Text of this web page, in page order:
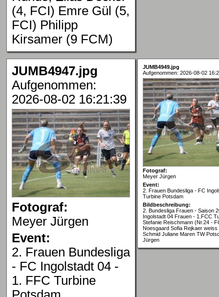
(4, FCI) Emre Gül (5,
FCI) Philipp
Kirsamer (9 FCM)
JUMB4947.jpg
Aufgenommen:
2026-08-02 16:21:39
Fotograf:
Meyer Jürgen
Event:
2. Frauen Bundesliga
- FC Ingolstadt 04 -
1. FFC Turbine
JUMB4949.jpg
Aufgenommen: 2026-08-02
Fotograf:
Meyer Jürgen
Event:
2. Frauen Bundesliga - FC
Turbine Potsdam
Bildbeschreibung:
2. Bundesliga Frauen - Saison
Ingolstadt 04 Frauen - 1.FCC
Stefanie Reischmann (Nr.24 -
Noesgaard Sofia Rejkaer weiss
Schmid Juliane Maren TW
Jürgen